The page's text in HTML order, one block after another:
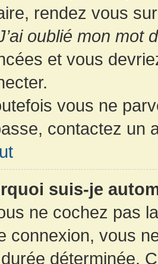
rendez vous
oublié mon mot
et vous
vous ne
contactez un
suis-je
ne cochez pas
connexion, vous
déterminée.